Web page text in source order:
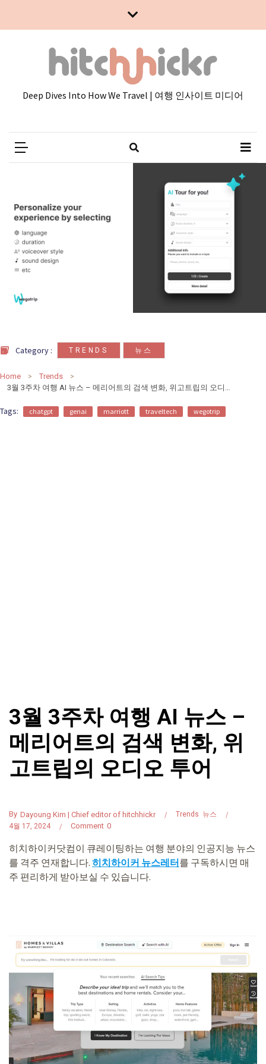
테
리
Deep Dives Into How We Travel | 여행 인사이트 미디어
Category : TRENDS 뉴스
Home
Trends
3월 3주차 여행 AI 뉴스 – 메리어트의 검색 변화, 위고트립의 오디오 투어
Tags: chatgpt genai marriott traveltech wegotrip
3월 3주차 여행 AI 뉴스 –
메리어트의 검색 변화, 위
고트립의 오디오 투어
By Dayoung Kim | Chief editor of hitchhickr Trends 뉴스
4월 17, 2024
0
Comment
히치하이커닷컴이 큐레이팅하는 여행 분야의 인공지능 뉴스
를 격주 연재합니다. 히치하이커 뉴스레터를 구독하시면 매
주 편리하게 받아보실 수 있습니다.